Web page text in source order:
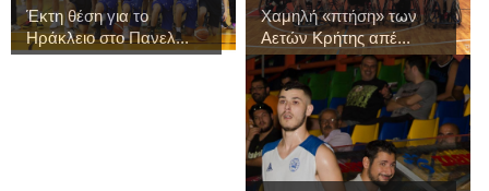
Έκτη θέση για το
Ηράκλειο στο Πανελ...
Χαμηλή «πτήση» των
Αετών Κρήτης απέ...